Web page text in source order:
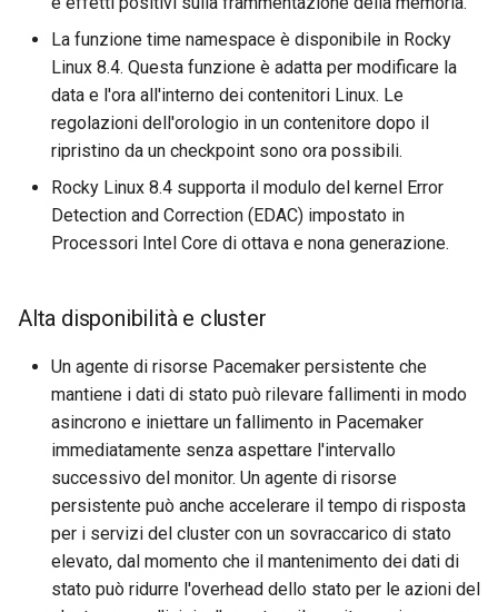
La funzione time namespace è disponibile in Rocky
Linux 8.4. Questa funzione è adatta per modificare la
data e l'ora all'interno dei contenitori Linux. Le
regolazioni dell'orologio in un contenitore dopo il
ripristino da un checkpoint sono ora possibili.
Rocky Linux 8.4 supporta il modulo del kernel Error
Detection and Correction (EDAC) impostato in
Processori Intel Core di ottava e nona generazione.
Alta disponibilità e cluster
Un agente di risorse Pacemaker persistente che
mantiene i dati di stato può rilevare fallimenti in modo
asincrono e iniettare un fallimento in Pacemaker
immediatamente senza aspettare l'intervallo
successivo del monitor. Un agente di risorse
persistente può anche accelerare il tempo di risposta
per i servizi del cluster con un sovraccarico di stato
elevato, dal momento che il mantenimento dei dati di
stato può ridurre l'overhead dello stato per le azioni del